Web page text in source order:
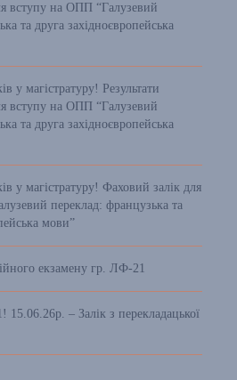
вступу на ОПП “Галузевий
та друга західноєвропейська
у магістратуру! Результати
вступу на ОПП “Галузевий
та друга західноєвропейська
у магістратуру! Фаховий залік для
переклад: французька та
мови”
екзамену гр. ЛФ-21
– Залік з перекладацької